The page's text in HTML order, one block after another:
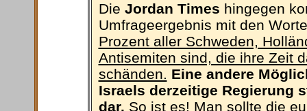
Die Jordan Times hingegen
Umfrageergebnis mit den
Prozent aller Schweden,
Antisemiten sind, die ihre Zeit
schänden. Eine andere
Israels derzeitige Regierung
dar. So ist es! Man sollte die